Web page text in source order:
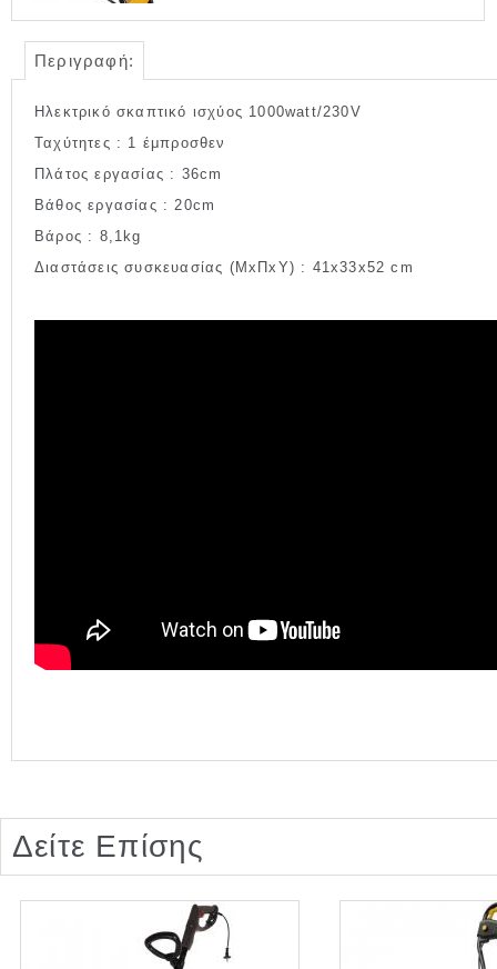
Περιγραφή:
Ηλεκτρικό σκαπτικό ισχύος 1000watt/230V
Ταχύτητες : 1 έμπροσθεν
Πλάτος εργασίας : 36cm
Βάθος εργασίας : 20cm
Βάρος : 8,1kg
Διαστάσεις συσκευασίας (ΜxΠxΥ) : 41x33x52 cm
Δείτε Επίσης